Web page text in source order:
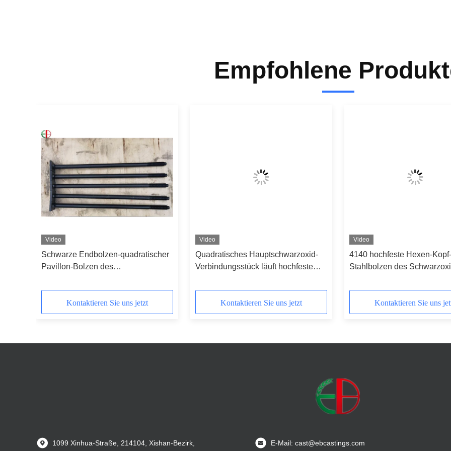
Empfohlene
Video
Schwarze Endbolzen-quadratischer
Pavillon-Bolzen des
Kontaktieren Sie uns jetzt
Video
Quadratisches Hauptschwarzoxid-
Verbindungsstück läuft hochfeste
Kontaktieren Sie uns jetzt
Video
4140 hochfeste Hexen-Kopf-
Stahlbolzen des
Kontaktieren Sie uns
1099 Xinhua-Straße, 214104, Xishan-Bezirk, E-Mail: cast@ebcastings.com